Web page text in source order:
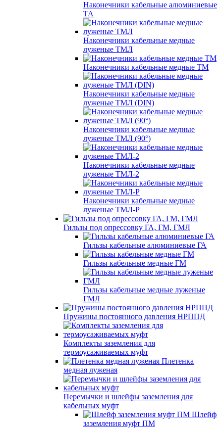
Наконечники кабельные алюминиевые
ТА
Наконечники кабельные медные
луженые ТМЛ
Наконечники кабельные медные ТМ
Наконечники кабельные медные
луженые ТМЛ (DIN)
Наконечники кабельные медные
луженые ТМЛ (90°)
Наконечники кабельные медные
луженые ТМЛ-2
Наконечники кабельные медные
луженые ТМЛ-Р
Гильзы под опрессовку ГА, ГМ, ГМЛ
Гильзы кабельные алюминиевые ГА
Гильзы кабельные медные ГМ
Гильзы кабельные медные луженые
ГМЛ
Пружины постоянного давления НРППД
Комплекты заземления для
термоусаживаемых муфт
Плетенка
медная луженая
Перемычки и шлейфы заземления для
кабельных муфт
Шлейф
заземления муфт ПМ